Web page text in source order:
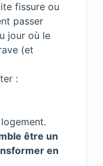
fissure ou
passer
jour où le
(et
:
être un
en